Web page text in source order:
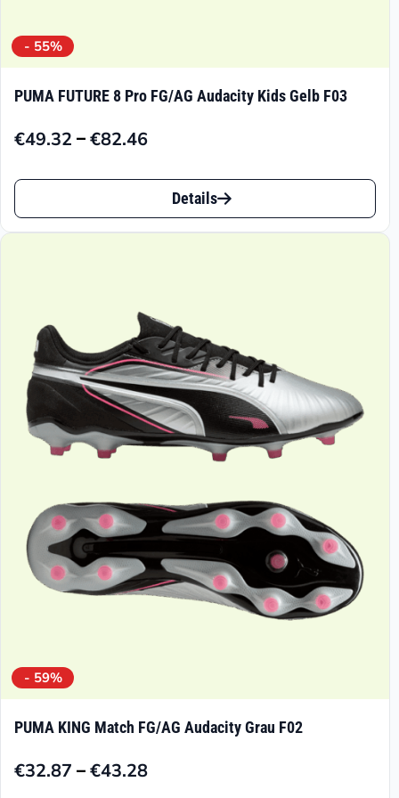
- 55%
PUMA FUTURE 8 Pro FG/AG Audacity Kids Gelb F03
€49.32 –€82.46
Preisspanne:
€82.46
Dieses
Produkt
auf.
Die
Optionen
können
Produktseite
gewählt
werden
Details
- 59%
PUMA KING Match FG/AG Audacity Grau F02
€32.87 –€43.28
Preisspanne: